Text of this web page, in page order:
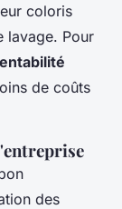
coloris
lavage. Pour
de coûts
des